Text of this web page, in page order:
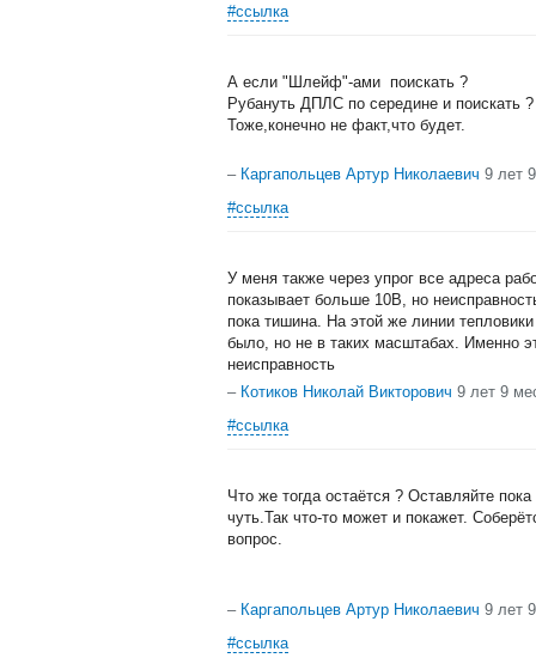
#ссылка
А если "Шлейф"-ами поискать ?
Рубануть ДПЛС по середине и поискать
Тоже,конечно не факт,что будет.
– Каргапольцев Артур Николаевич 9 лет
#ссылка
У меня также через упрог все адреса
показывает больше 10В, но
пока тишина. На этой же линии
было, но не в таких масштабах. Именно
неисправность
– Котиков Николай Викторович 9 лет 9
#ссылка
Что же тогда остаётся ? Оставляйте
чуть.Так что-то может и покажет.
вопрос.
– Каргапольцев Артур Николаевич 9 лет
#ссылка